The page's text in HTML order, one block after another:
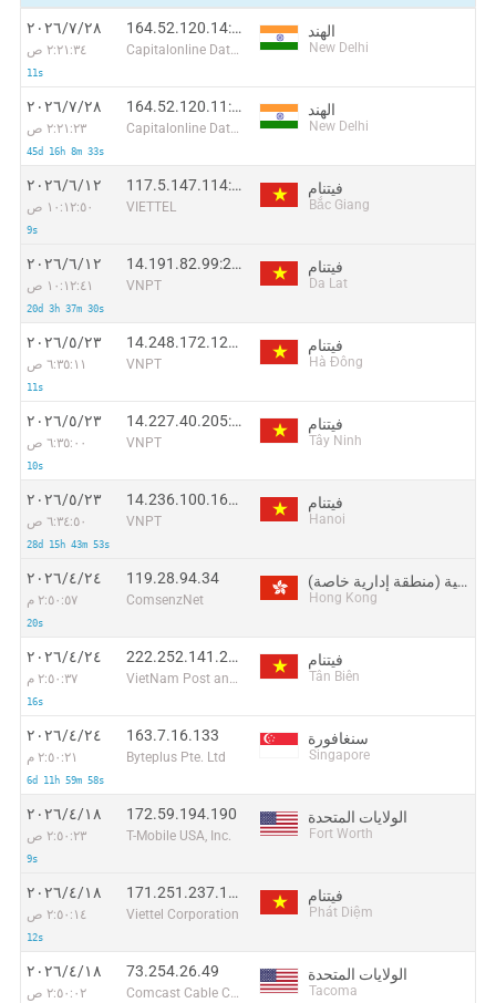
٢٨‏/٧‏/٢٠٢٦
٢:٢١:٣٤ ص
11s
164.52.120.14:42241
Capitalonline Data Service (HK) Co
الهند
New Delhi
٢٨‏/٧‏/٢٠٢٦
٢:٢١:٢٣ ص
45d 16h 8m 33s
164.52.120.11:64413
Capitalonline Data Service (HK) Co
الهند
New Delhi
١٢‏/٦‏/٢٠٢٦
١٠:١٢:٥٠ ص
9s
117.5.147.114:26820
VIETTEL
فيتنام
Bắc Giang
١٢‏/٦‏/٢٠٢٦
١٠:١٢:٤١ ص
20d 3h 37m 30s
14.191.82.99:20128
VNPT
فيتنام
Da Lat
٢٣‏/٥‏/٢٠٢٦
٦:٣٥:١١ ص
11s
14.248.172.121:40099
VNPT
فيتنام
Hà Đông
٢٣‏/٥‏/٢٠٢٦
٦:٣٥:٠٠ ص
10s
14.227.40.205:47195
VNPT
فيتنام
Tây Ninh
٢٣‏/٥‏/٢٠٢٦
٦:٣٤:٥٠ ص
28d 15h 43m 53s
14.236.100.166:58629
VNPT
فيتنام
Hanoi
٢٤‏/٤‏/٢٠٢٦
٢:٥٠:٥٧ م
20s
119.28.94.34
ComsenzNet
هونغ كونغ الصينية (منطقة إدارية خاصة)
Hong Kong
٢٤‏/٤‏/٢٠٢٦
٢:٥٠:٣٧ م
16s
222.252.141.210
VietNam Post and Telecom Corporation
فيتنام
Tân Biên
٢٤‏/٤‏/٢٠٢٦
٢:٥٠:٢١ م
6d 11h 59m 58s
163.7.16.133
Byteplus Pte. Ltd
سنغافورة
Singapore
١٨‏/٤‏/٢٠٢٦
٢:٥٠:٢٣ ص
9s
172.59.194.190
T-Mobile USA, Inc.
الولايات المتحدة
Fort Worth
١٨‏/٤‏/٢٠٢٦
٢:٥٠:١٤ ص
12s
171.251.237.134
Viettel Corporation
فيتنام
Phát Diệm
١٨‏/٤‏/٢٠٢٦
٢:٥٠:٠٢ ص
73.254.26.49
Comcast Cable Communications
الولايات المتحدة
Tacoma